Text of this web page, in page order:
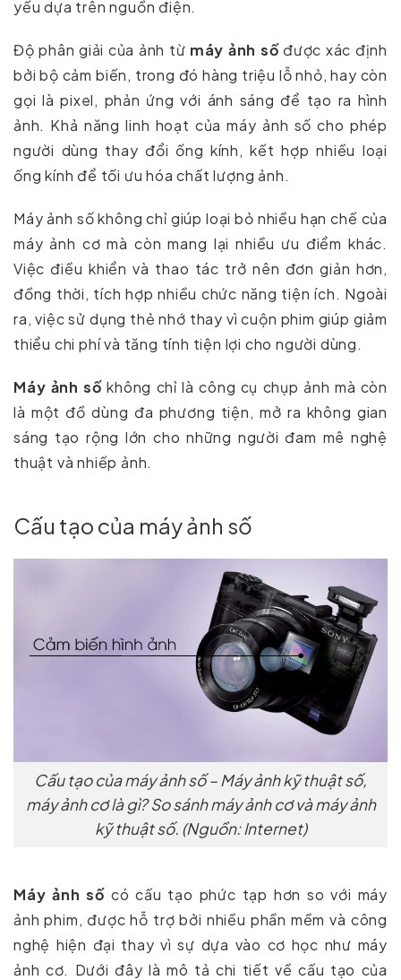
yếu dựa trên nguồn điện.
Độ phân giải của ảnh từ máy ảnh sốđược xác định
bởi bộ cảm biến, trong đó hàng triệu lỗ nhỏ, hay còn
gọi là pixel, phản ứng với ánh sáng để tạo ra hình
ảnh. Khả năng linh hoạt của máy ảnh số cho phép
người dùng thay đổi ống kính, kết hợp nhiều loại
ống kính để tối ưu hóa chất lượng ảnh.
Máy ảnh số không chỉ giúp loại bỏ nhiều hạn chế của
máy ảnh cơ mà còn mang lại nhiều ưu điểm khác.
Việc điều khiển và thao tác trở nên đơn giản hơn,
đồng thời, tích hợp nhiều chức năng tiện ích. Ngoài
ra, việc sử dụng thẻ nhớ thay vì cuộn phim giúp giảm
thiểu chi phí và tăng tính tiện lợi cho người dùng.
Máy ảnh sốkhông chỉ là công cụ chụp ảnh mà còn
là một đồ dùng đa phương tiện, mở ra không gian
sáng tạo rộng lớn cho những người đam mê nghệ
thuật và nhiếp ảnh.
Cấu tạo của máy ảnh số
Cấu tạo của máy ảnh số – Máy ảnh kỹ thuật số,
máy ảnh cơ là gì? So sánh máy ảnh cơ và máy ảnh
kỹ thuật số. (Nguồn: Internet)
Máy ảnh số có cấu tạo phức tạp hơn so với máy
ảnh phim, được hỗ trợ bởi nhiều phần mềm và công
nghệ hiện đại thay vì sự dựa vào cơ học như máy
ảnh cơ. Dưới đây là mô tả chi tiết về cấu tạo của